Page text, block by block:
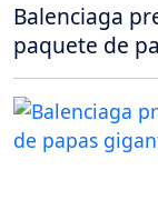
Balenciaga
paquete de